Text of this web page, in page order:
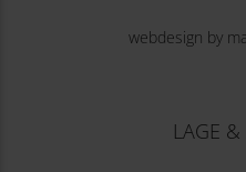
webdesign by
LAGE &